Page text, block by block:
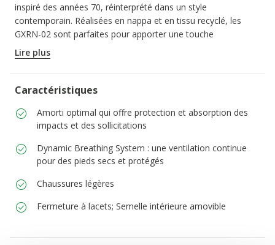
inspiré des années 70, réinterprété dans un style
contemporain. Réalisées en nappa et en tissu recyclé, les
GXRN-02 sont parfaites pour apporter une touche
d'originalité à vos tenues urbaines quotidiennes.
CODE PRODUIT:
Lire plus
Caractéristiques
Amorti optimal qui offre protection et absorption des
impacts et des sollicitations
Dynamic Breathing System : une ventilation continue
pour des pieds secs et protégés
Chaussures légères
Fermeture à lacets; Semelle intérieure amovible